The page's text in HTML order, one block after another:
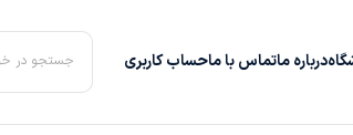
درباره‌ ماتماس با ماحساب کاربری جستجو در